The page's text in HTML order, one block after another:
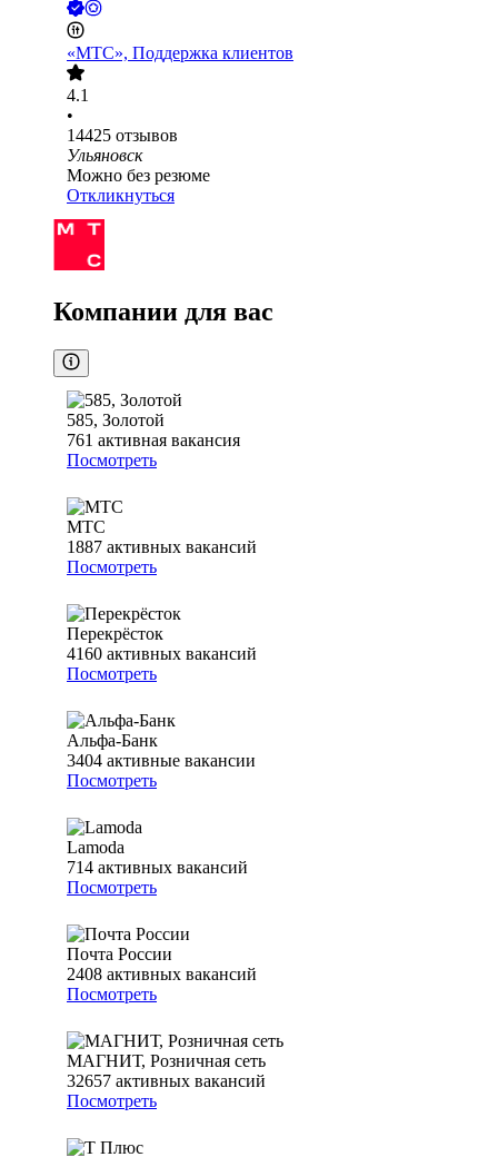
«МТС», Поддержка клиентов
4.1
•
14425 отзывов
Ульяновск
Можно без резюме
Откликнуться
Компании для вас
585, Золотой
761 активная вакансия
Посмотреть
МТС
1887 активных вакансий
Посмотреть
Перекрёсток
4160 активных вакансий
Посмотреть
Альфа-Банк
3404 активные вакансии
Посмотреть
Lamoda
714 активных вакансий
Посмотреть
Почта России
2408 активных вакансий
Посмотреть
МАГНИТ, Розничная сеть
32657 активных вакансий
Посмотреть